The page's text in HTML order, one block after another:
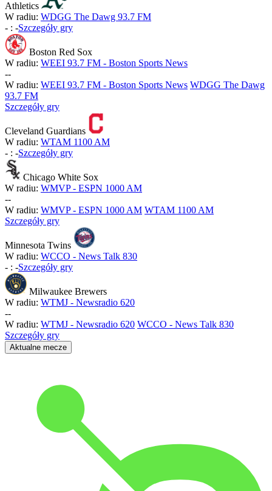
Athletics
W radiu: WDGG The Dawg 93.7 FM
- : -Szczegóły gry
Boston Red Sox
W radiu: WEEI 93.7 FM - Boston Sports News
--
W radiu: WEEI 93.7 FM - Boston Sports News WDGG The Dawg
93.7 FM
Szczegóły gry
Cleveland Guardians
W radiu: WTAM 1100 AM
- : -Szczegóły gry
Chicago White Sox
W radiu: WMVP - ESPN 1000 AM
--
W radiu: WMVP - ESPN 1000 AM WTAM 1100 AM
Szczegóły gry
Minnesota Twins
W radiu: WCCO - News Talk 830
- : -Szczegóły gry
Milwaukee Brewers
W radiu: WTMJ - Newsradio 620
--
W radiu: WTMJ - Newsradio 620 WCCO - News Talk 830
Szczegóły gry
Aktualne mecze